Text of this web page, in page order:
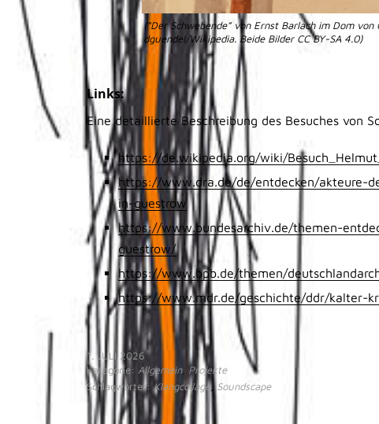
(“Der Schwebende” von Ernst Barlach im Dom
dguendel/Wikipedia. Beide Bilder CC BY-SA 4.0)
Links:
Eine detaillierte Beschreibung des Besuches von
https://de.wikipedia.org/wiki/
https://www.dra.de/de/entdecken/akteure-
in-guestrow
https://www.bundesarchiv.de/themen-
guestrow/
https://www.bpb.de/themen/
https://www.mdr.de/geschichte/ddr/kalter-
1. JULI 2026
Kategorie: Allgemein, Projekte
Schlagwörter:Klangcollage,Soundscape